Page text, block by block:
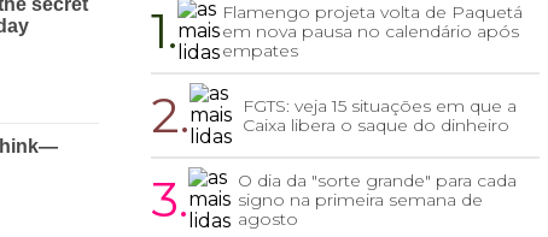
1.
Flamengo projeta volta de Paquetá
em nova pausa no calendário após
empates
2.
FGTS: veja 15 situações em que a
Caixa libera o saque do dinheiro
3.
O dia da "sorte grande" para cada
signo na primeira semana de
agosto